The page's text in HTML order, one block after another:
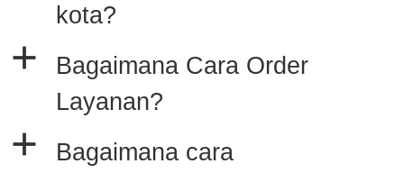
kota?
a
Bagaimana Cara Order
Layanan?
a
Bagaimana cara